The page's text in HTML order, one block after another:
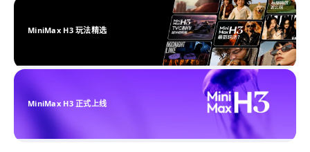
MiniMax H3 玩法精选
MiniMax H3 正式上线